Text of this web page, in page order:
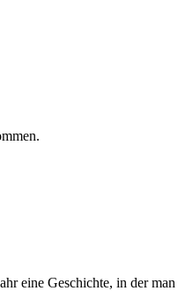
eine Geschichte, in der